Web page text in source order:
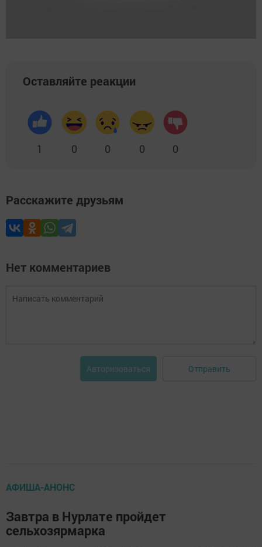
Оставляйте реакции
1 0 0 0 0
Расскажите друзьям
Нет комментариев
Авторизоваться Отправить
АФИША-АНОНС
Завтра в Нурлате пройдет
сельхозярмарка